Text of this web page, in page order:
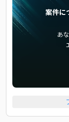
案件に
あ